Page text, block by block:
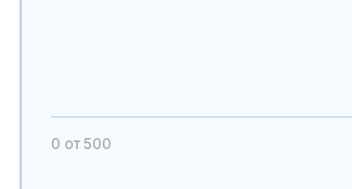
0 от 500